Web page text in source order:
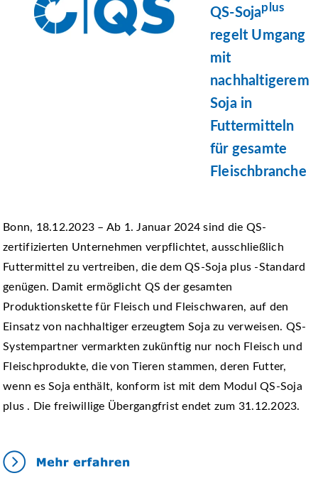
QS-Sojaplus
regelt Umgang
mit
nachhaltigerem
Soja in
Futtermitteln
für gesamte
Fleischbranche
Bonn, 18.12.2023 – Ab 1. Januar 2024 sind die QS-
zertifizierten Unternehmen verpflichtet, ausschließlich
Futtermittel zu vertreiben, die dem QS-Soja plus -Standard
genügen. Damit ermöglicht QS der gesamten
Produktionskette für Fleisch und Fleischwaren, auf den
Einsatz von nachhaltiger erzeugtem Soja zu verweisen. QS-
Systempartner vermarkten zukünftig nur noch Fleisch und
Fleischprodukte, die von Tieren stammen, deren Futter,
wenn es Soja enthält, konform ist mit dem Modul QS-Soja
plus . Die freiwillige Übergangfrist endet zum 31.12.2023.